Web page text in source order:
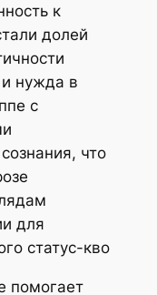
к
долей
нужда в
с
что
для
статус-кво
помогает